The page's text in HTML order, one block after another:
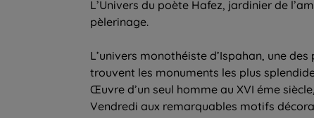
L’Univers du poète Hafez, jardinier de
pèlerinage.
L’univers monothéiste d’Ispahan, une
trouvent les monuments les plus
Œuvre d’un seul homme au XVI éme
Vendredi aux remarquables motifs